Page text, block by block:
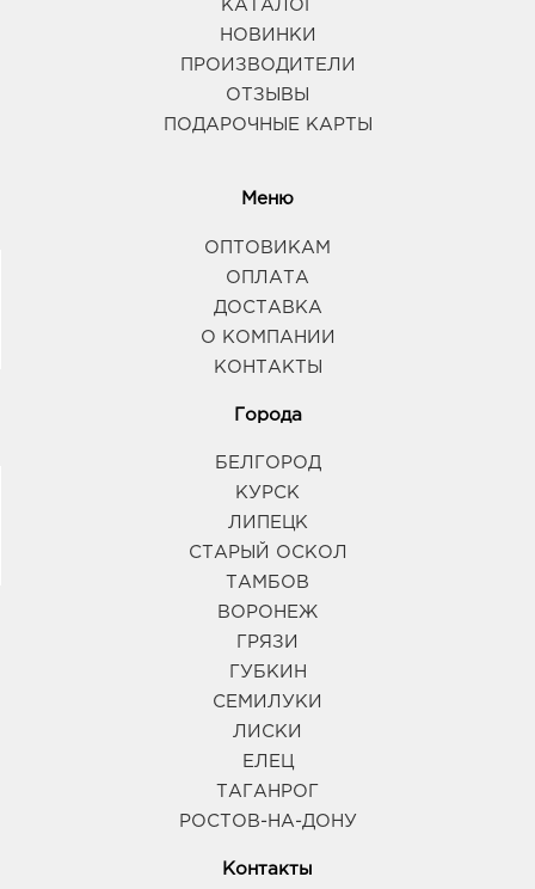
КАТАЛОГ
НОВИНКИ
ПРОИЗВОДИТЕЛИ
ОТЗЫВЫ
ПОДАРОЧНЫЕ КАРТЫ
Меню
ОПТОВИКАМ
ОПЛАТА
ДОСТАВКА
О КОМПАНИИ
КОНТАКТЫ
Города
БЕЛГОРОД
КУРСК
ЛИПЕЦК
СТАРЫЙ ОСКОЛ
ТАМБОВ
ВОРОНЕЖ
ГРЯЗИ
ГУБКИН
СЕМИЛУКИ
ЛИСКИ
ЕЛЕЦ
ТАГАНРОГ
РОСТОВ-НА-ДОНУ
Контакты